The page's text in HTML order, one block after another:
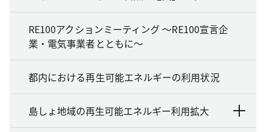
RE100アクションミーティング ～RE100宣言企
業・電気事業者とともに～
都内における再生可能エネルギーの利用状況
島しょ地域の再生可能エネルギー利用拡大